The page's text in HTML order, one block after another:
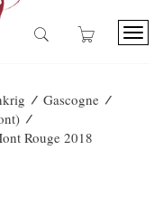
T
/ Gascogne /
/
Rouge 2018